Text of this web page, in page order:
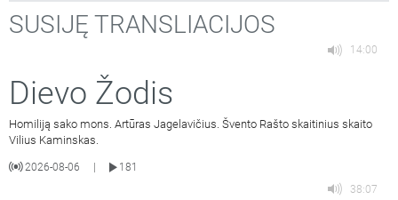
SUSIJĘ TRANSLIACIJOS
14:00
Dievo Žodis
Homiliją sako mons. Artūras Jagelavičius. Švento Rašto skaitinius skaito
Vilius Kaminskas.
2026-08-06
181
38:07